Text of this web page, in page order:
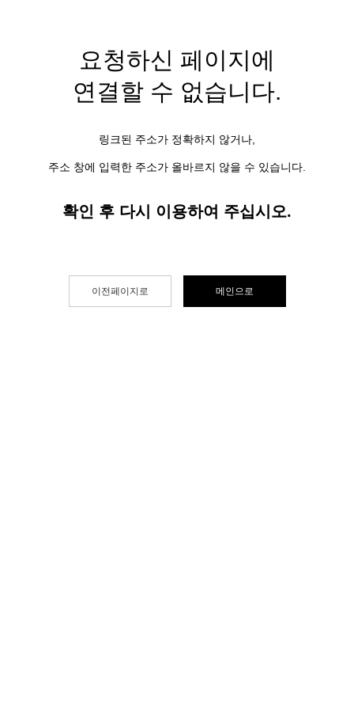
요청하신 페이지에
연결할 수 없습니다.
링크된 주소가 정확하지 않거나,
주소 창에 입력한 주소가 올바르지 않을 수 있습니다.
확인 후 다시 이용하여 주십시오.
이전페이지로 메인으로